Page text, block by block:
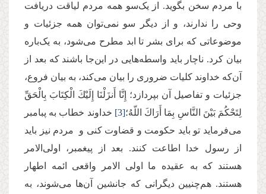
با مردم سخن بگوید. از یک‌سو همه مردم لیاقت دریافت
وحی را ندارند، و از دیگر سو نمی‌توان همه جزئیات و
موضوعاتی که برای بشر تا ابد مطرح می‌شود، به یک‌باره
بیان کرد. ناچار باید واسطه‌هایی در این‌جا باشند که بعد از
آن‌که خداوند کلیات ضروری را بیان می‌کند، به بیان فروع،
جزئیات و تفاصیل آن بپردازد؛ إِنَّا أَنزَلْنَا إِلَیْكَ الْكِتَابَ بِالْحَقِّ
لِتَحْكُمَ بَیْنَ النَّاسِ بِمَا أَرَاكَ اللّهُ؛[3] خداوند خطاب به پبامبر
می‌فرماید تو باید حکومت و قضاوت کنی و مردم نیز باید
از رسول خدا اطاعت کنند. بعد از پیغمبر، اولی الامر
هستند که به عقیده ما اولی الامر واقعی ائمه اطهار
هستند. هم‌چنیین دیگرانی که جانشین آن‌ها می‌شوند، به